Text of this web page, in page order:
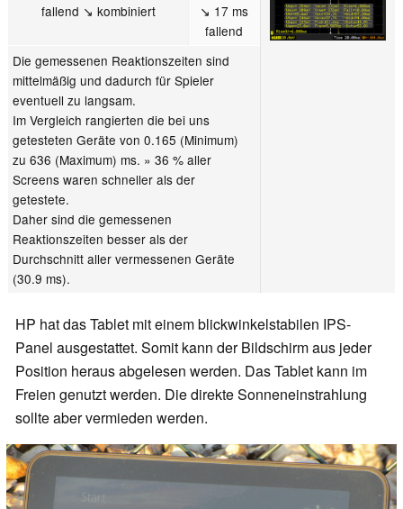
fallend ↘ kombiniert
↘ 17 ms
fallend
Die gemessenen Reaktionszeiten sind
mittelmäßig und dadurch für Spieler
eventuell zu langsam.
Im Vergleich rangierten die bei uns
getesteten Geräte von 0.165 (Minimum)
zu 636 (Maximum) ms. » 36 % aller
Screens waren schneller als der
getestete.
Daher sind die gemessenen
Reaktionszeiten besser als der
Durchschnitt aller vermessenen Geräte
(30.9 ms).
HP hat das Tablet mit einem blickwinkelstabilen IPS-
Panel ausgestattet. Somit kann der Bildschirm aus jeder
Position heraus abgelesen werden. Das Tablet kann im
Freien genutzt werden. Die direkte Sonneneinstrahlung
sollte aber vermieden werden.